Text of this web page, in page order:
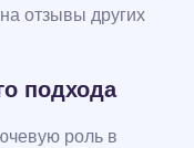
отзывы других
подхода
роль в